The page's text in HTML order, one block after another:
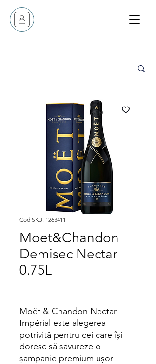
Cod SKU: 1263411
Moet&Chandon
Demisec Nectar
0.75L
Moët & Chandon Nectar
Impérial este alegerea
potrivită pentru cei care îşi
doresc să savureze o
şampanie premium uşor